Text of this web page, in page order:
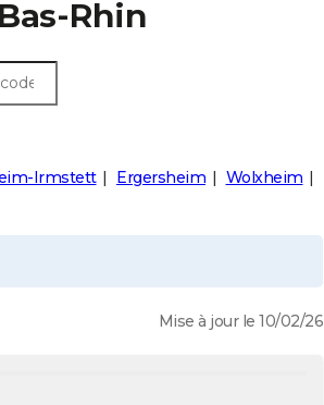
Rhin
Irmstett Ergersheim
Wolxheim
Mise à jour le 10/02/26